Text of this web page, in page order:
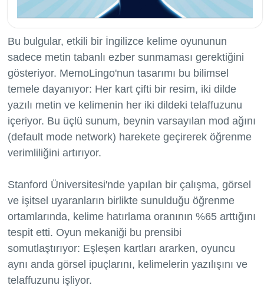
Bu bulgular, etkili bir İngilizce kelime oyununun
sadece metin tabanlı ezber sunmaması gerektiğini
gösteriyor. MemoLingo'nun tasarımı bu bilimsel
temele dayanıyor: Her kart çifti bir resim, iki dilde
yazılı metin ve kelimenin her iki dildeki telaffuzunu
içeriyor. Bu üçlü sunum, beynin varsayılan mod ağını
(default mode network) harekete geçirerek öğrenme
verimliliğini artırıyor.
Stanford Üniversitesi'nde yapılan bir çalışma, görsel
ve işitsel uyaranların birlikte sunulduğu öğrenme
ortamlarında, kelime hatırlama oranının %65 arttığını
tespit etti. Oyun mekaniği bu prensibi
somutlaştırıyor: Eşleşen kartları ararken, oyuncu
aynı anda görsel ipuçlarını, kelimelerin yazılışını ve